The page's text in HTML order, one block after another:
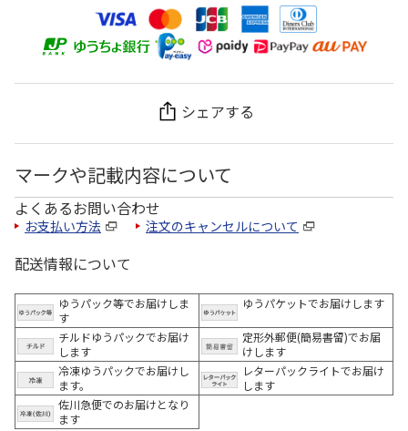
シェアする
マークや記載内容について
よくあるお問い合わせ
お支払い方法 注文のキャンセルについて
配送情報について
ゆうパック等でお届けしま
す
ゆうパケットでお届けします
チルドゆうパックでお届け
します
定形外郵便(簡易書留)でお届
けします
冷凍ゆうパックでお届けし
ます。
レターパックライトでお届け
します
佐川急便でのお届けとなり
ます